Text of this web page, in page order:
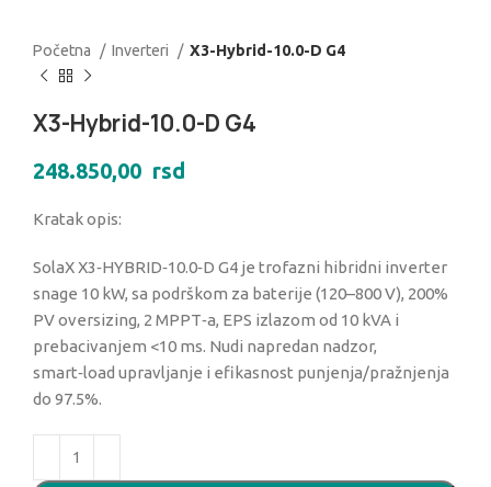
Početna Inverteri X3-Hybrid-10.0-D G4
X3-Hybrid-10.0-D G4
248.850,00 rsd
Kratak opis:
SolaX X3‑HYBRID‑10.0‑D G4 je trofazni hibridni inverter
snage 10 kW, sa podrškom za baterije (120–800 V), 200%
PV oversizing, 2 MPPT‑a, EPS izlazom od 10 kVA i
prebacivanjem <10 ms. Nudi napredan nadzor,
smart‑load upravljanje i efikasnost punjenja/pražnjenja
do 97.5%.